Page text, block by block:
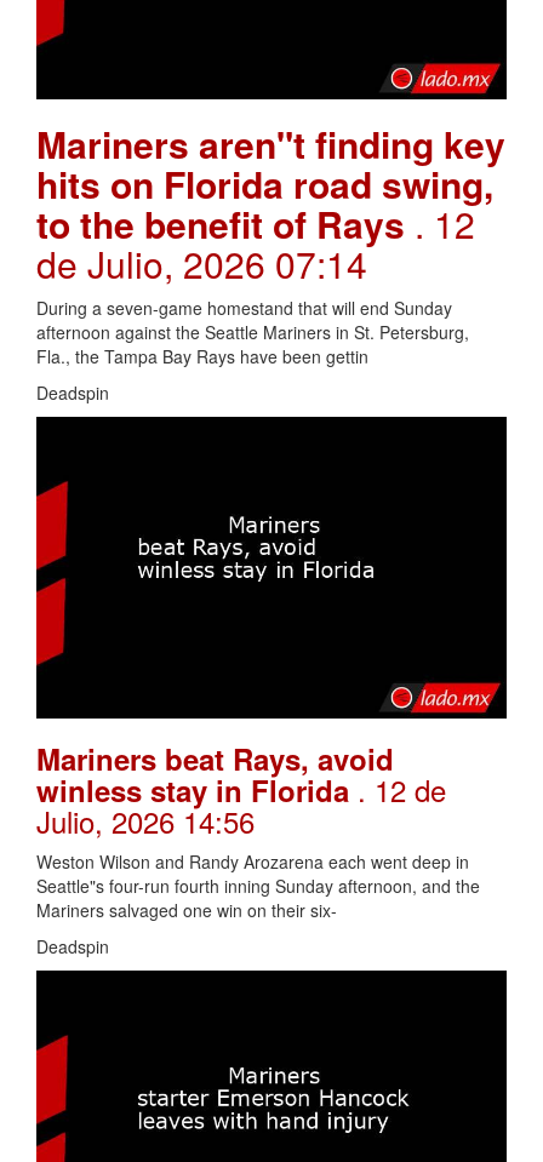
Mariners aren"t finding key
hits on Florida road swing,
to the benefit of Rays . 12
de Julio, 2026 07:14
During a seven-game homestand that will end Sunday
afternoon against the Seattle Mariners in St. Petersburg,
Fla., the Tampa Bay Rays have been gettin
Deadspin
Mariners beat Rays, avoid
winless stay in Florida . 12 de
Julio, 2026 14:56
Weston Wilson and Randy Arozarena each went deep in
Seattle"s four-run fourth inning Sunday afternoon, and the
Mariners salvaged one win on their six-
Deadspin